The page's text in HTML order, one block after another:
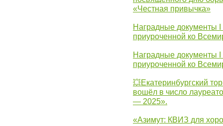
«Честная привычка»
Наградные документы
приуроченной ко
Наградные документы
приуроченной ко
💥Екатеринбургский
вошёл в число
— 2025».
«Азимут: КВИЗ для